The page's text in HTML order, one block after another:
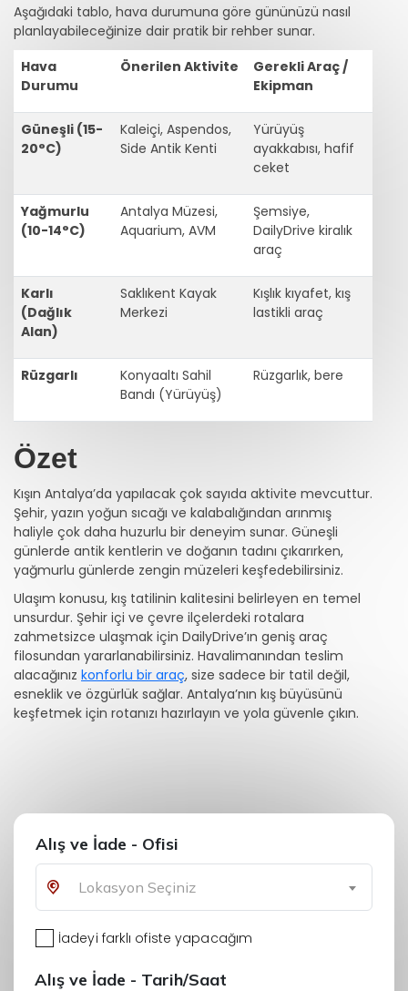
Aşağıdaki tablo, hava durumuna göre gününüzü nasıl
planlayabileceğinize dair pratik bir rehber sunar.
Hava
Durumu
Önerilen Aktivite
Gerekli Araç /
Ekipman
Güneşli (15-
20°C)
Kaleiçi, Aspendos,
Side Antik Kenti
Yürüyüş
ayakkabısı, hafif
ceket
Yağmurlu
(10-14°C)
Antalya Müzesi,
Aquarium, AVM
Şemsiye,
DailyDrive kiralık
araç
Karlı
(Dağlık
Alan)
Saklıkent Kayak
Merkezi
Kışlık kıyafet, kış
lastikli araç
Rüzgarlı
Konyaaltı Sahil
Bandı (Yürüyüş)
Rüzgarlık, bere
Özet
Kışın Antalya’da yapılacak çok sayıda aktivite mevcuttur.
Şehir, yazın yoğun sıcağı ve kalabalığından arınmış
haliyle çok daha huzurlu bir deneyim sunar. Güneşli
günlerde antik kentlerin ve doğanın tadını çıkarırken,
yağmurlu günlerde zengin müzeleri keşfedebilirsiniz.
Ulaşım konusu, kış tatilinin kalitesini belirleyen en temel
unsurdur. Şehir içi ve çevre ilçelerdeki rotalara
zahmetsizce ulaşmak için DailyDrive’ın geniş araç
filosundan yararlanabilirsiniz. Havalimanından teslim
alacağınız konforlu bir araç, size sadece bir tatil değil,
esneklik ve özgürlük sağlar. Antalya’nın kış büyüsünü
keşfetmek için rotanızı hazırlayın ve yola güvenle çıkın.
Alış ve İade - Ofisi
Lokasyon Seçiniz
İadeyi farklı ofiste yapacağım
Alış ve İade - Tarih/Saat